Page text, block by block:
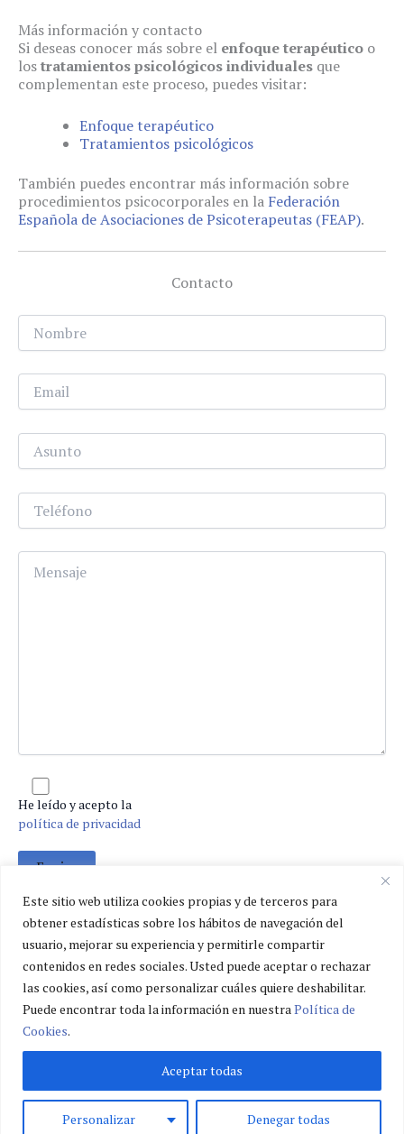
Este sitio web utiliza cookies propias y de terceros para
obtener estadísticas sobre los hábitos de navegación del
usuario, mejorar su experiencia y permitirle compartir
contenidos en redes sociales. Usted puede aceptar o rechazar
las cookies, así como personalizar cuáles quiere deshabilitar.
Puede encontrar toda la información en nuestra Política de
Cookies.
Personalizar Denegar todas
Aceptar todas
Más información y contacto
Si deseas conocer más sobre el enfoque terapéutico o
lostratamientos psicológicos individuales que
complementan este proceso, puedes visitar:
Enfoque terapéutico
Tratamientos psicológicos
También puedes encontrar más información sobre
procedimientos psicocorporales en la Federación
Española de Asociaciones de Psicoterapeutas (FEAP).
Contacto
He leído y acepto la
política de privacidad
Política de privacidad
Política de cookies
Aviso legal